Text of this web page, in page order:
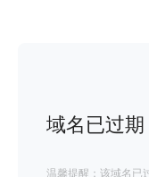
域名已过
温馨提醒：该域名已